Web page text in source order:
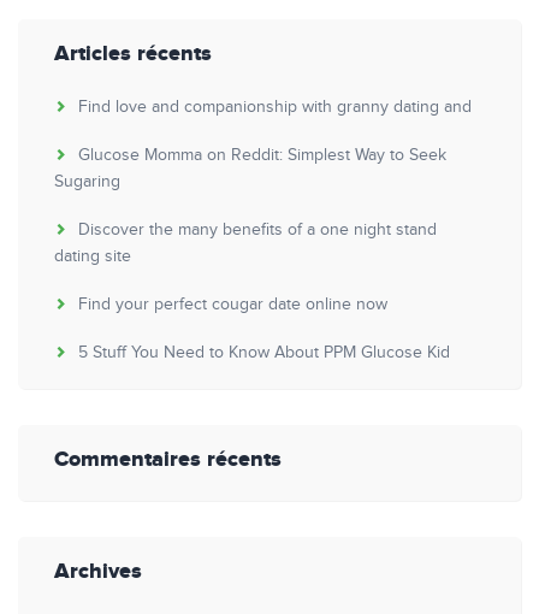
Articles récents
Find love and companionship with granny dating and
Glucose Momma on Reddit: Simplest Way to Seek
Sugaring
Discover the many benefits of a one night stand
dating site
Find your perfect cougar date online now
5 Stuff You Need to Know About PPM Glucose Kid
Commentaires récents
Archives